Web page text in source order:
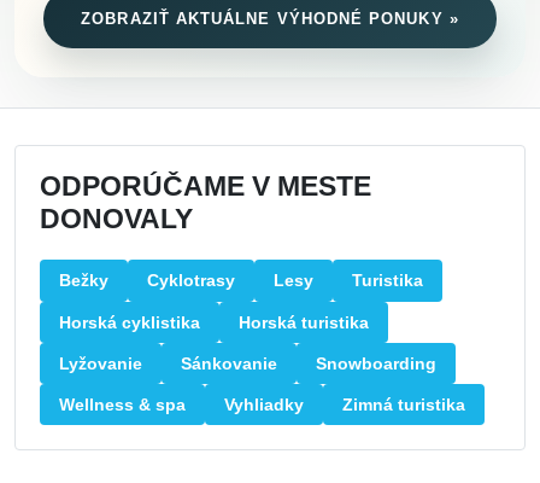
ZOBRAZIŤ AKTUÁLNE VÝHODNÉ PONUKY »
ODPORÚČAME V MESTE
DONOVALY
Bežky Cyklotrasy Lesy Turistika
Horská cyklistika Horská turistika
Lyžovanie Sánkovanie Snowboarding
Wellness & spa Vyhliadky Zimná turistika